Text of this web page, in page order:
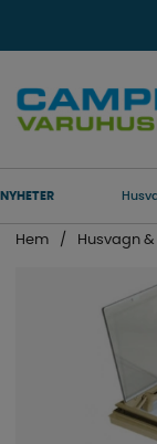
NYHETER
Hem Husvagn &